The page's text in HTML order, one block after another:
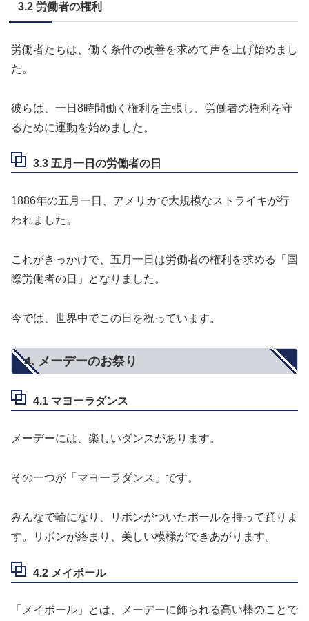
3.2 労働者の権利
労働者たちは、働く条件の改善を求めて声を上げ始めまし
た。
彼らは、一日8時間働く権利を主張し、労働者の権利を守
るために運動を始めました。
3.3 五月一日の労働者の日
1886年の五月一日、アメリカで大規模なストライキが行
われました。
これがきっかけで、五月一日は労働者の権利を求める「国
際労働者の日」となりました。
今では、世界中でこの日を祝っています。
4. メーデーのお祭り
4.1 マヨーラダンス
メーデーには、楽しいダンスがあります。
その一つが「マヨーラダンス」です。
みんなで輪になり、リボンがついたポールを持って踊りま
す。リボンが絡まり、美しい模様ができあがります。
4.2 メイポール
「メイポール」とは、メーデーに飾られる高い棒のことで